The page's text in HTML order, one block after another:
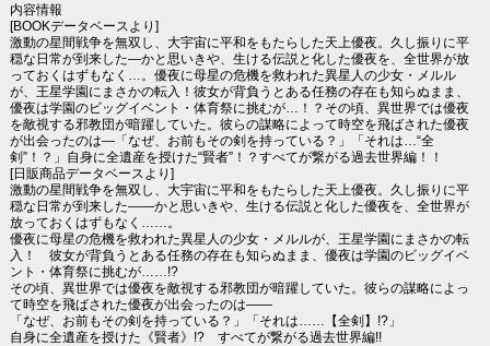
内容情報
[BOOKデータベースより]
激動の星間戦争を無双し、大宇宙に平和をもたらした天上優夜。久し振りに平
穏な日常が到来した―かと思いきや、生ける伝説と化した優夜を、全世界が放
っておくはずもなく…。優夜に母星の危機を救われた異星人の少女・メルル
が、王星学園にまさかの転入！彼女が背負うとある任務の存在も知らぬまま、
優夜は学園のビッグイベント・体育祭に挑むが…！？その頃、異世界では優夜
を敵視する邪教団が暗躍していた。彼らの謀略によって時空を飛ばされた優夜
が出会ったのは―「なぜ、お前もその剣を持っている？」「それは…“全
剣”！？」自身に全遺産を授けた“賢者”！？すべてが繋がる過去世界編！！
[日販商品データベースより]
激動の星間戦争を無双し、大宇宙に平和をもたらした天上優夜。久し振りに平
穏な日常が到来した――かと思いきや、生ける伝説と化した優夜を、全世界が
放っておくはずもなく……。
優夜に母星の危機を救われた異星人の少女・メルルが、王星学園にまさかの転
入！ 彼女が背負うとある任務の存在も知らぬまま、優夜は学園のビッグイベ
ント・体育祭に挑むが……!?
その頃、異世界では優夜を敵視する邪教団が暗躍していた。彼らの謀略によっ
て時空を飛ばされた優夜が出会ったのは――
「なぜ、お前もその剣を持っている？」「それは……【全剣】!?」
自身に全遺産を授けた《賢者》!? すべてが繋がる過去世界編!!